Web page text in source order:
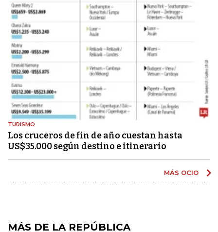
TURISMO
Los cruceros de fin de año cuestan hasta
US$35.000 según destino e itinerario
MÁS OCIO
MÁS DE LA REPÚBLICA